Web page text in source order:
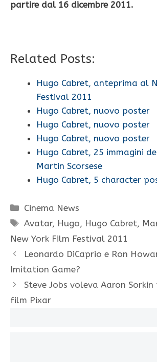
partire dal 16 dicembre 2011.
Related Posts:
Hugo Cabret, anteprima al
Festival 2011
Hugo Cabret, nuovo poster
Hugo Cabret, nuovo poster
Hugo Cabret, nuovo poster
Hugo Cabret, 25 immagini
Martin Scorsese
Hugo Cabret, 5 character
Categorie
Cinema News
Tag
Avatar, Hugo, Hugo Cabret,
New York Film Festival 2011
Leonardo DiCaprio e Ron
Imitation Game?
Steve Jobs voleva Aaron Sorkin
film Pixar